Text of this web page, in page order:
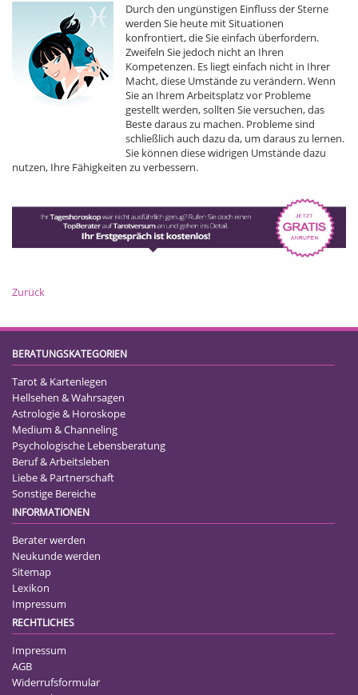
Durch den ungünstigen Einfluss der Sterne
werden Sie heute mit Situationen
konfrontiert, die Sie einfach überfordern.
Zweifeln Sie jedoch nicht an Ihren
Kompetenzen. Es liegt einfach nicht in Ihrer
Macht, diese Umstände zu verändern. Wenn
Sie an Ihrem Arbeitsplatz vor Probleme
gestellt werden, sollten Sie versuchen, das
Beste daraus zu machen. Probleme sind
schließlich auch dazu da, um daraus zu lernen.
Sie können diese widrigen Umstände dazu
nutzen, Ihre Fähigkeiten zu verbessern.
Zurück
BERATUNGSKATEGORIEN
Tarot & Kartenlegen
Hellsehen & Wahrsagen
Astrologie & Horoskope
Medium & Channeling
Psychologische Lebensberatung
Beruf & Arbeitsleben
Liebe & Partnerschaft
Sonstige Bereiche
INFORMATIONEN
Berater werden
Neukunde werden
Sitemap
Lexikon
Impressum
RECHTLICHES
Impressum
AGB
Widerrufsformular